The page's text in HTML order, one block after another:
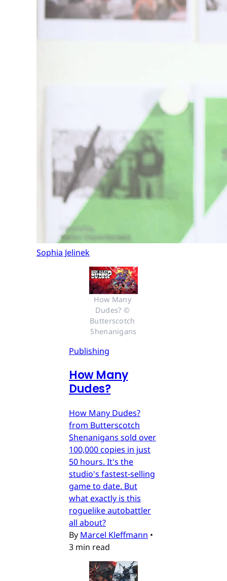
Sophia Jelinek
How Many
Dudes? ©
Butterscotch
Shenanigans
Publishing
How Many
Dudes?
How Many Dudes?
from Butterscotch
Shenanigans sold over
100,000 copies in just
50 hours. It's the
studio's fastest-selling
game to date. But
what exactly is this
roguelike autobattler
all about?
By Marcel Kleffmann •
3 min read